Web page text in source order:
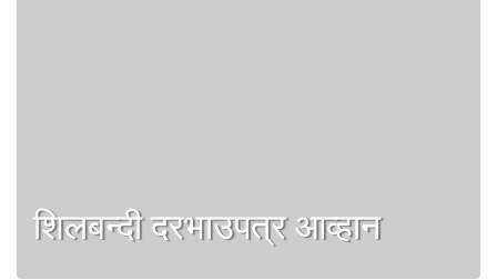
शिलबन्दी दरभाउपत्र आव्हान